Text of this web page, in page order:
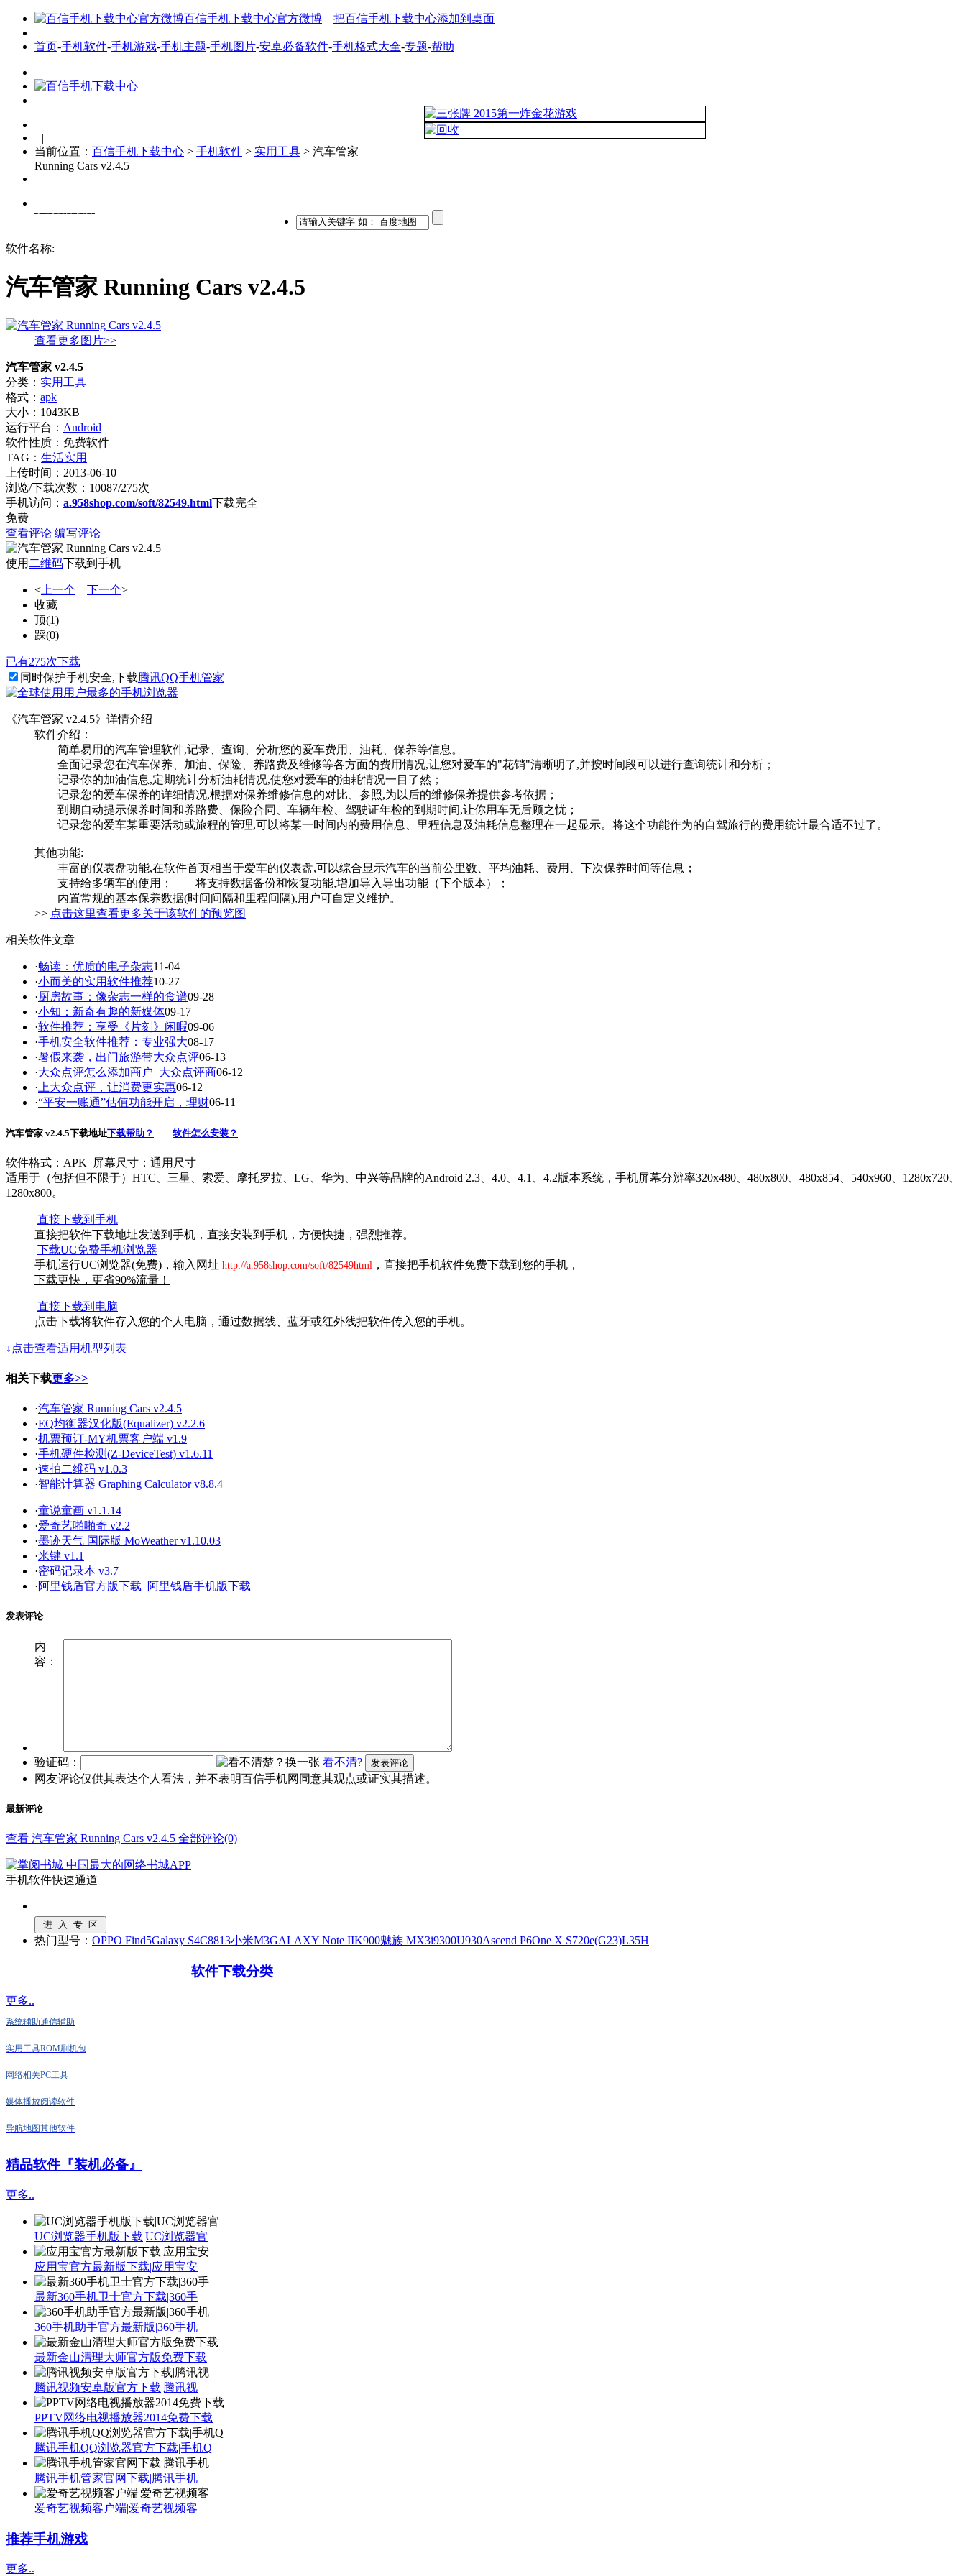
百信手机下载中心官方微博 把百信手机下载中心添加到桌面
首页-手机软件-手机游戏-手机主题-手机图片-安卓必备软件-手机格式大全-专题-帮助
|
当前位置： 百信手机下载中心 > 手机软件 > 实用工具 > 汽车管家
Running Cars v2.4.5
软件名称:
汽车管家 Running Cars v2.4.5
查看更多图片>>
汽车管家 v2.4.5
分类： 实用工具
格式： apk
大小：1043KB
运行平台： Android
软件性质：免费软件
TAG： 生活实用
上传时间：2013-06-10
浏览/下载次数：10087/275次
手机访问： a.958shop.com/soft/82549.html下载完全
免费
查看评论 编写评论
使用 二维码下载到手机
< 上一个 下一个>
收藏
顶(1)
踩(0)
已有275次下载
同时保护手机安全,下载腾讯QQ手机管家
《汽车管家 v2.4.5》详情介绍
软件介绍：
简单易用的汽车管理软件,记录、查询、分析您的爱车费用、油耗、保养等信息。
全面记录您在汽车保养、加油、保险、养路费及维修等各方面的费用情况,让您对爱车的"花销"清晰明了,并按时间段可以进行查询统计和分析；
记录你的加油信息,定期统计分析油耗情况,使您对爱车的油耗情况一目了然；
记录您的爱车保养的详细情况,根据对保养维修信息的对比、参照,为以后的维修保养提供参考依据；
到期自动提示保养时间和养路费、保险合同、车辆年检、驾驶证年检的到期时间,让你用车无后顾之忧；
记录您的爱车某重要活动或旅程的管理,可以将某一时间内的费用信息、里程信息及油耗信息整理在一起显示。将这个功能作为的自驾旅行的费用统计最合适不过了。
其他功能:
丰富的仪表盘功能,在软件首页相当于爱车的仪表盘,可以综合显示汽车的当前公里数、平均油耗、费用、下次保养时间等信息；
支持给多辆车的使用； 将支持数据备份和恢复功能,增加导入导出功能（下个版本）；
内置常规的基本保养数据(时间间隔和里程间隔),用户可自定义维护。
>> 点击这里查看更多关于该软件的预览图
相关软件文章
·畅读：优质的电子杂志11-04
·小而美的实用软件推荐10-27
·厨房故事：像杂志一样的食谱09-28
·小知：新奇有趣的新媒体09-17
·软件推荐：享受《片刻》闲暇09-06
·手机安全软件推荐：专业强大08-17
·暑假来袭，出门旅游带大众点评06-13
·大众点评怎么添加商户_大众点评商06-12
· 上大众点评，让消费更实惠06-12
·“平安一账通”估值功能开启，理财06-11
汽车管家 v2.4.5下载地址下载帮助？ 软件怎么安装？
软件格式：APK 屏幕尺寸：通用尺寸
适用于（包括但不限于）HTC、三星、索爱、摩托罗拉、LG、华为、中兴等品牌的Android 2.3、4.0、4.1、4.2版本系统，手机屏幕分辨率320x480、480x800、480x854、540x960、1280x720、
1280x800。
直接下载到手机
直接把软件下载地址发送到手机，直接安装到手机，方便快捷，强烈推荐。
下载UC免费手机浏览器
手机运行UC浏览器(免费)，输入网址 http://a.958shop.com/soft/82549html ，直接把手机软件免费下载到您的手机，
下载更快，更省90%流量！
直接下载到电脑
点击下载将软件存入您的个人电脑，通过数据线、蓝牙或红外线把软件传入您的手机。
↓点击查看适用机型列表
相关下载更多>>
·汽车管家 Running Cars v2.4.5
·EQ均衡器汉化版(Equalizer) v2.2.6
·机票预订-MY机票客户端 v1.9
·手机硬件检测(Z-DeviceTest) v1.6.11
·速拍二维码 v1.0.3
·智能计算器 Graphing Calculator v8.8.4
·童说童画 v1.1.14
·爱奇艺啪啪奇 v2.2
·墨迹天气 国际版 MoWeather v1.10.03
·米键 v1.1
·密码记录本 v3.7
·阿里钱盾官方版下载_阿里钱盾手机版下载
发表评论
内
容：
验证码：
看不清?
网友评论仅供其表达个人看法，并不表明百信手机网同意其观点或证实其描述。
最新评论
查看 汽车管家 Running Cars v2.4.5 全部评论(0)
手机软件快速通道
热门型号： OPPO Find5Galaxy S4C8813小米M3GALAXY Note IIK900魅族 MX3i9300U930Ascend P6One X S720e(G23)L35H
软件下载分类
更多..
系统辅助通信辅助
实用工具ROM刷机包
网络相关PC工具
媒体播放阅读软件
导航地图其他软件
精品软件『装机必备』
更多..
UC浏览器手机版下载|UC浏览器官
应用宝官方最新版下载|应用宝安
最新360手机卫士官方下载|360手
360手机助手官方最新版|360手机
最新金山清理大师官方版免费下载
腾讯视频安卓版官方下载|腾讯视
PPTV网络电视播放器2014免费下载
腾讯手机QQ浏览器官方下载|手机Q
腾讯手机管家官网下载|腾讯手机
爱奇艺视频客户端|爱奇艺视频客
推荐手机游戏
更多..